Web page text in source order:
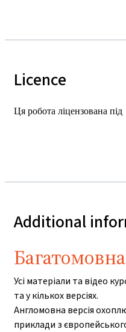
Licence
Ця робота ліцензована під
Additional
Усі матеріали та відео
та у кількох версіях.
Англомовна версія
приклади з